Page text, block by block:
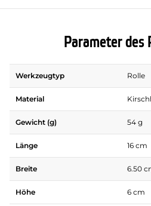
Parameter des
Werkzeugtyp Rolle
Material
Gewicht (g) 54 g
Länge 16 cm
Breite 6.50
Höhe 6 cm